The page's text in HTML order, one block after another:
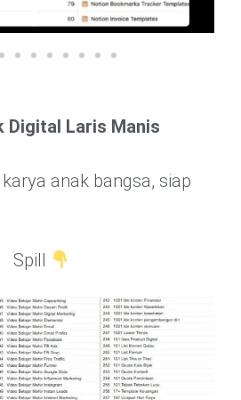
Digital Laris Manis
anak bangsa, siap
Spill